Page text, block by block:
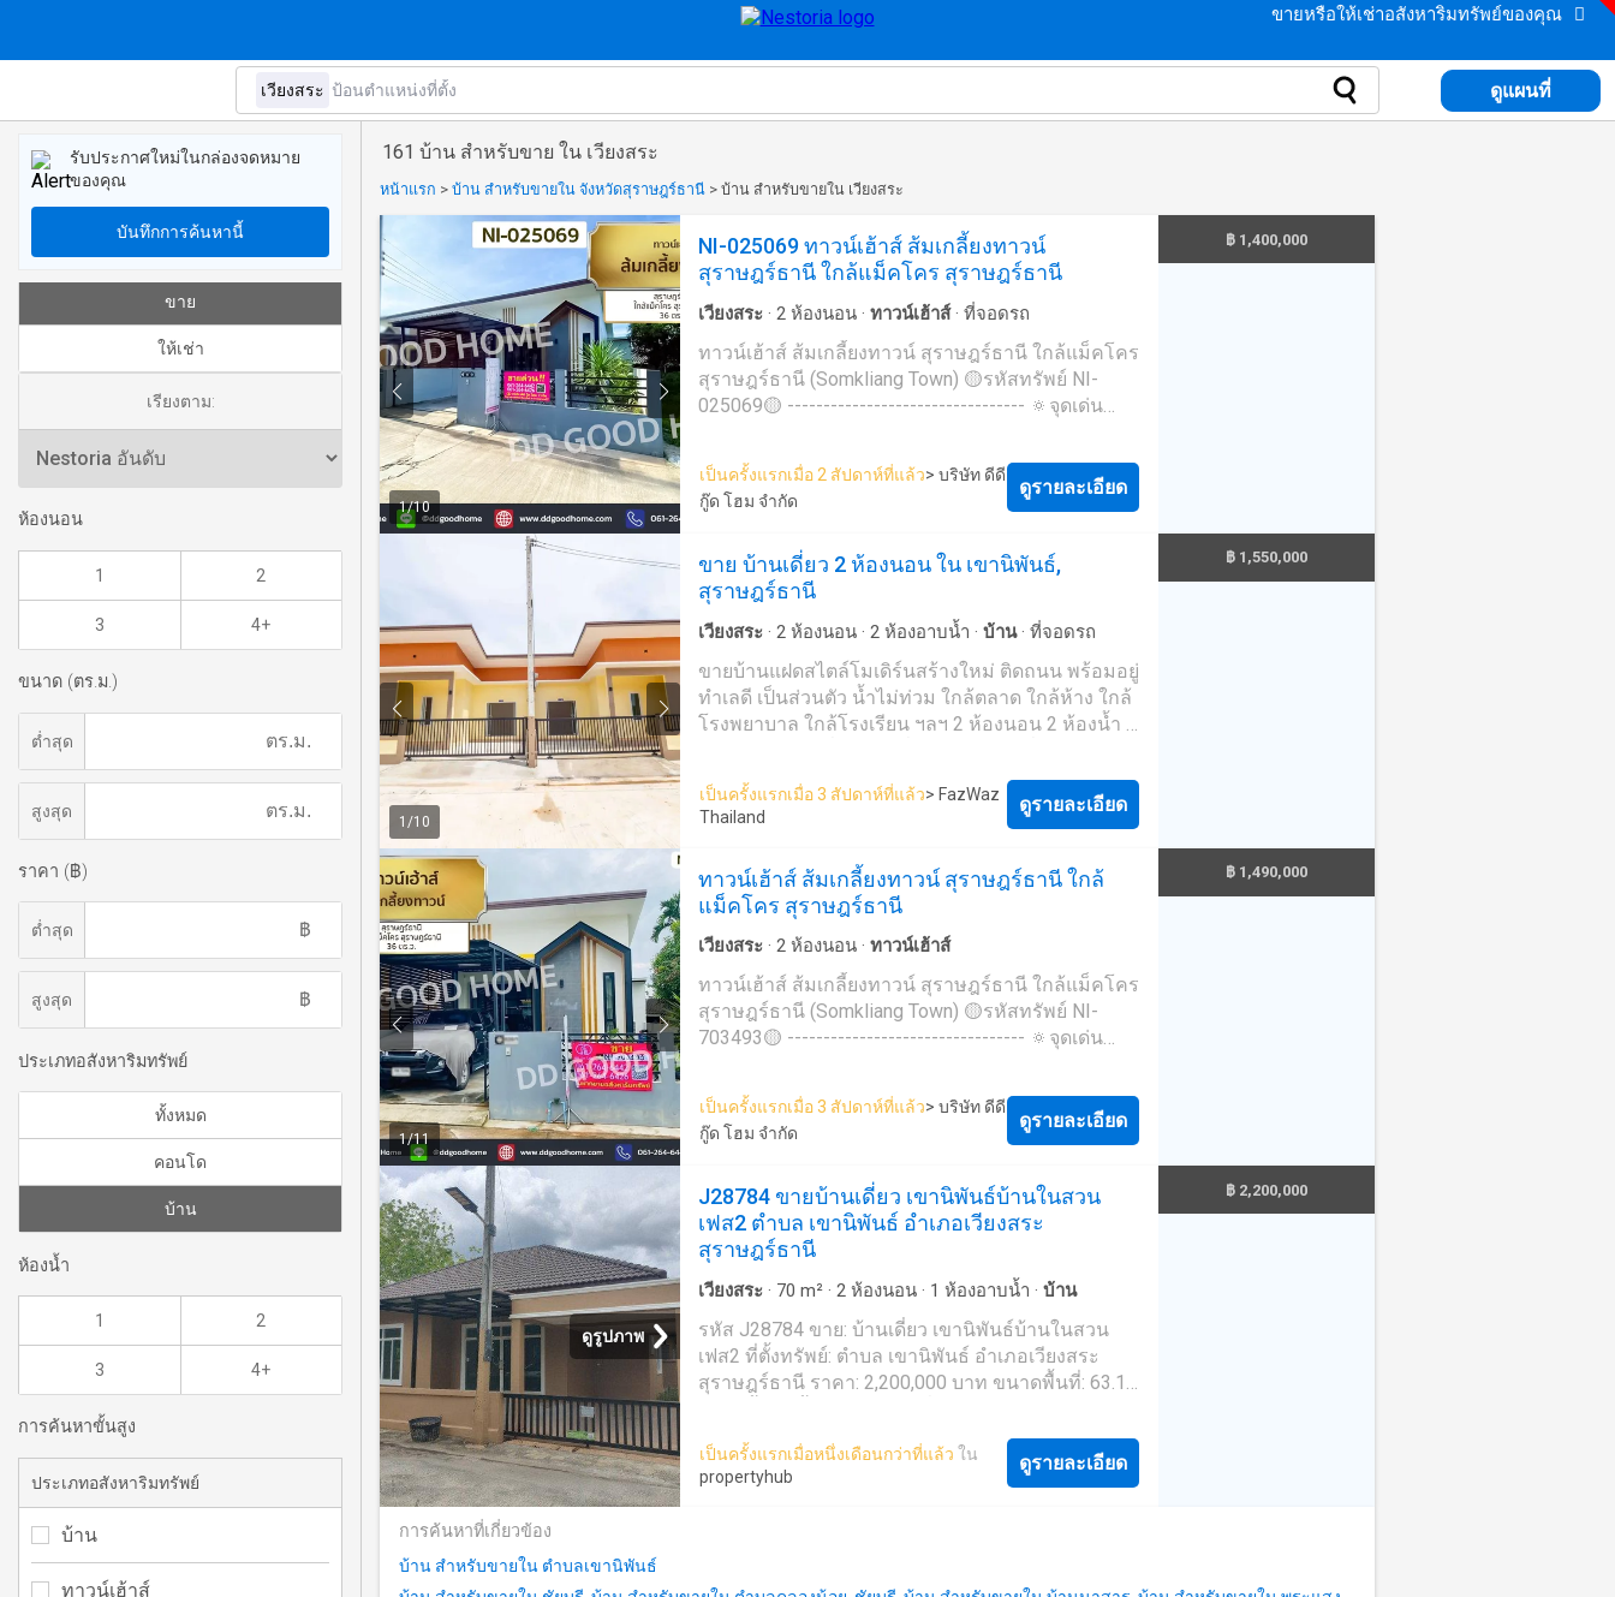
ขายหรือให้เช่าอสังหาริมทรัพย์ของคุณ
ดูแผนที่
161 บ้าน สำหรับขาย ใน เวียงสระ
หน้าแรก > บ้าน สำหรับขายใน จังหวัดสุราษฎร์ธานี > บ้าน สำหรับขายใน เวียงสระ
1/10
NI-025069 ทาวน์เฮ้าส์ ส้มเกลี้ยงทาวน์
สุราษฎร์ธานี ใกล้แม็คโคร สุราษฎร์ธานี
เวียงสระ · 2 ห้องนอน · ทาวน์เฮ้าส์ · ที่จอดรถ
ทาวน์เฮ้าส์ ส้มเกลี้ยงทาวน์ สุราษฎร์ธานี ใกล้แม็คโคร
สุราษฎร์ธานี (Somkliang Town) 🟡รหัสทรัพย์ NI-
025069🟡 --------------------------------- 🔅จุดเด่น
-ทาวน์เฮ้าส์ ส้มเกลี้ยงทาวน์ สุราษฎร์ธานี -ทาวน์เฮ้าส์
1 ชั้น -ขนาดเนื้อที่ 36 ตร.ว. -พื้นที่ใช้สอย 95 ตร.ม. -2
ห้องนอน -1 ห้องน้ำ -ทรัพย์หันหน้าไปทางทิศตะวัน
สุราษฎร์ธานี -สถานีตำรวจภูธรเขานิพันธ์ -รร.เขานิ
พันธ์ -วัดเขานิพันธ์ -วัดทุ่งหลวง -รพ.ส่งเสริมสุขภาพ
ตำบลทุ่งหลวง -7-11 สาขาตลาดเขานิพันธ์ -รร.ปัญญา
ทิพย์ -มหาวิทยาลัยราชภัฏสุราษฎร์ธานี -รร.บ้านเขา
ปูน -ตลาดนัดซอย 2 -สนามฟุตบอลอาเมนอารีน่า
-รพ.กาญจนดิษฐ์ -บ่อน้ำพุร้อนท่าสะท้อน 🔹เชื่อมต่อ
ถนน🔹 -ทางหลวงชนบท สฎ 4061 -ถนนสาย 4009
สาย 4016 -ถนนสาย 3012 -ถนนสาย 3011 -ถนนสาย
2054 -ถนนสาย 2036 -ถนนสาย 401 🔥ราคาขาย 1.4
ล้านบาท🔥
Location：ต.เขานิพันธ์ อ.เวียงสระ จ.สุราษฎร์ธานี
84190
_____________________________________ 📞
ทรัพย์ NI-025069) CALL: 02297---- E-Mail: ----
@ddgoodhome.com LINE: ----------------------n
WEBSITE: https://ddgoodhome.----
✅บริการที่ปรึกษาทางการตลาดและสินเชื่อให้ “ฟรี”
ด้วยทีมงานมืออาชีพ ✅ทำการตลาดแน่นๆทั้ง Online
และ Offline ✅ดูแลลูกค้าตลอดจนถึงวันโอน ณ กรม
ดูแล 061264---- #ส้มเกลี้ยงทาวน์ #SomkliangTown
#สุราษฎร์ธานี #เวียงสระ #เขานิพันธ์ #บ้านมือสอง
#บ้านสวยราคาดี #บ้านสวย #คอนโดมือสอง #บ้าน
เดี่ยว #ทาวน์เฮ้าส์ #ตึกแถว #ที่ดิน #คอนโด #บ้านมือ
สองกรุงเทพ #บ้านมือสองกรุงเทพและปริมณฑล
#บริการรับฝากขายอสังหาทุกชนิด #คิดถึงบ้านมือสอง
ต้องดีดีกู๊ดโฮม #ดีดีกู๊ดโฮม #DDGoodHome
#Goodhomegoodlife #พี่เบ็ญเป็นนายหน้า
เป็นครั้งแรกเมื่อ 2 สัปดาห์ที่แล้ว> บริษัท ดีดี
กู๊ด โฮม จำกัด
ดูรายละเอียด
฿ 1,400,000
1 /10
ขาย บ้านเดี่ยว 2 ห้องนอน ใน เขานิพันธ์,
สุราษฎร์ธานี
เวียงสระ · 2 ห้องนอน · 2 ห้องอาบน้ำ · บ้าน · ที่จอดรถ
ขายบ้านแฝดสไตล์โมเดิร์นสร้างใหม่ ติดถนน พร้อมอยู่
ทำเลดี เป็นส่วนตัว น้ำไม่ท่วม ใกล้ตลาด ใกล้ห้าง ใกล้
โรงพยาบาล ใกล้โรงเรียน ฯลฯ 2 ห้องนอน 2 ห้องน้ำ 1
วา พื้นที่ใช้สอย 146 ตารางเมตร หน้ากว้าง 10 เมตร
ลึก 16 เมตร สถานที่ใกล้เคียง - ใกล้ตลาดบ้านส้อง 5
นาที - สถานีรถไฟบ้านส้อง 5 นาที - ห้างเทสโก้โลตัส 8
พาเนล อินดัสทรี 8 นาที - สถานีตำรวจเขานิพันธ์ 8
นาที - ปตท. เขานิพันธ์ 5 นาที - สำนักงานเทศบาลเขา
นิพันธ์ 5 นาที - (อ่างเก็บน้ำโครงแก้มลิง เขานิพันธ์)
เป็นครั้งแรกเมื่อ 3 สัปดาห์ที่แล้ว> FazWaz
Thailand
ดูรายละเอียด
฿ 1,550,000
1/11
ทาวน์เฮ้าส์ ส้มเกลี้ยงทาวน์ สุราษฎร์ธานี ใกล้
แม็คโคร สุราษฎร์ธานี
เวียงสระ · 2 ห้องนอน · ทาวน์เฮ้าส์
ทาวน์เฮ้าส์ ส้มเกลี้ยงทาวน์ สุราษฎร์ธานี ใกล้แม็คโคร
สุราษฎร์ธานี (Somkliang Town) 🟡รหัสทรัพย์ NI-
703493🟡 --------------------------------- 🔅จุดเด่น
-ทาวน์เฮ้าส์ ส้มเกลี้ยงทาวน์ สุราษฎร์ธานี -ทาวน์เฮ้าส์
1 ชั้น -ขนาดพื้นที่ 36 ตร.ว. -พื้นที่ใช้สอย 95 ตร.ม. -2
ห้องนอน -1 ห้องน้ำ 🔸สถานที่ใกล้เคียง🔸 -Makro
พันธ์ -วัดเขานิพันธ์ -วัดทุ่งหลวง -ร.พ.ส่งเสริมสุขภาพ
ตำบลทุ่งหลวง -7-11 สาขาตลาดเขานิพันธ์
-ร.ร.ปัญญาทิพย์ -มหาวิทยาลัยราชภัฏสุราษฎร์ธานี
-ร.ร.บ้านเขาปูน -ตลาดนัดซอย 2 -สนามฟุตบอลอาเมน
อารีน่า -ร.พ.กาญจนดิษฐ์ -บ่อน้ำพุร้อนท่าสะท้อน
🔹เชื่อมต่อถนน🔹 -ทางหลวงชนบท สฎ 4061 -ถนน
สาย 4009 -ถนนสาย 4248 -ถนนสาย 4143 -ถนนสาย
4043 -ถนนสาย 4016 -ถนนสาย 3012 -ถนนสาย 3011
_____________________________________ 📍
Location ：ต.เขานิพันธ์ อ.เวียงสระ จ.สุราษฎร์ธานี
เป็นครั้งแรกเมื่อ 3 สัปดาห์ที่แล้ว> บริษัท ดีดี
กู๊ด โฮม จำกัด
ดูรายละเอียด
฿ 1,490,000
ดูรูปภาพ
J28784 ขายบ้านเดี่ยว เขานิพันธ์บ้านในสวน
เฟส2 ตำบล เขานิพันธ์ อำเภอเวียงสระ
สุราษฎร์ธานี
เวียงสระ · 70 m² · 2 ห้องนอน · 1 ห้องอาบน้ำ · บ้าน
รหัส J28784 ขาย: บ้านเดี่ยว เขานิพันธ์บ้านในสวน
เฟส2 ที่ตั้งทรัพย์: ตำบล เขานิพันธ์ อำเภอเวียงสระ
สุราษฎร์ธานี ราคา: 2,200,000 บาท ขนาดพื้นที่: 63.1
สวน PTT Station ปตท.เขานิพันธ์ (น้ำมัน+EV) (บจ.สุ
ราษฎร์ พี.เอ็น.ออยล์) ptt petrol station.*.สอบถามเพิ่ม
เติม/นัดชมบ้าน 064-6654- (เกรียง) 094-2656- Line:
เป็นครั้งแรกเมื่อหนึ่งเดือนกว่าที่แล้ว ใน
propertyhub
ดูรายละเอียด
฿ 2,200,000
การค้นหาที่เกี่ยวข้อง
บ้าน สำหรับขายใน ตำบลเขานิพันธ์
รับประกาศใหม่ในกล่องจดหมาย
ของคุณ
บันทึกการค้นหานี้
ขาย
ให้เช่า
เรียงตาม:
ห้องนอน
1 2
3 4+
ขนาด (ตร.ม.)
ต่ำสุด
สูงสุด
ราคา (฿)
ต่ำสุด
สูงสุด
ประเภทอสังหาริมทรัพย์
ทั้งหมด
คอนโด
บ้าน
ห้องน้ำ
1 2
3 4+
การค้นหาขั้นสูง
ประเภทอสังหาริมทรัพย์
บ้าน
ทาวน์เฮ้าส์